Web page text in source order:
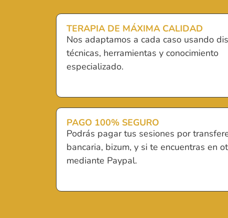
TERAPIA DE MÁXIMA CALIDAD
Nos adaptamos a cada caso usando
técnicas, herramientas y conocimiento
especializado.
PAGO 100% SEGURO
Podrás pagar tus sesiones por
bancaria, bizum, y si te encuentras en
mediante Paypal.